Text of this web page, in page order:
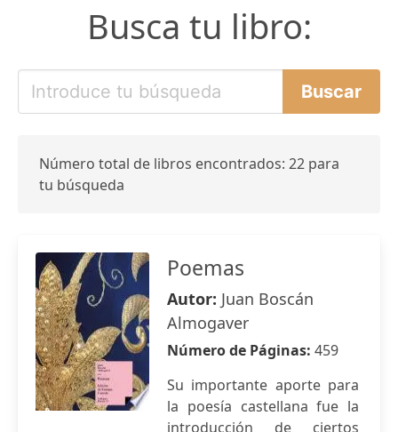
Busca tu libro:
Número total de libros encontrados: 22 para
tu búsqueda
Poemas
Autor: Juan Boscán
Almogaver
Número de Páginas: 459
Su importante aporte para
la poesía castellana fue la
introducción de ciertos